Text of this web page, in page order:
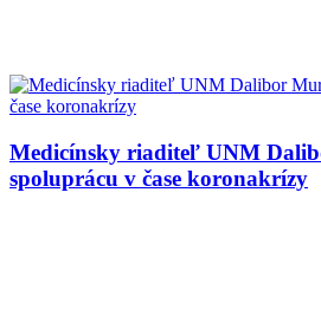
Medicínsky riaditeľ UNM
spoluprácu v čase koronakrízy